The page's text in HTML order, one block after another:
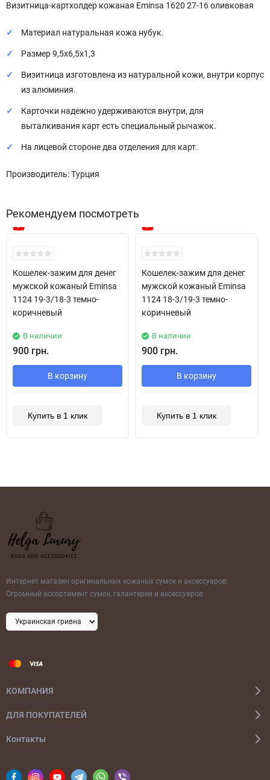
Визитница-картхолдер кожаная Eminsa 1620 27-16 оливковая
Материал натуральная кожа нубук.
Размер 9,5х6,5х1,3
Визитница изготовлена из натуральной кожи, внутри корпус
из алюминия.
Карточки надежно удерживаются внутри, для
выталкивания карт есть специальный рычажок.
На лицевой стороне два отделения для карт.
Производитель: Турция
Рекомендуем посмотреть
New!
Кошелек-зажим для денег
мужской кожаный Eminsa
1124 19-3/18-3 темно-
коричневый
В наличии
900 грн.
В корзину
Купить в 1 клик
New!
Кошелек-зажим для денег
мужской кожаный Eminsa
1124 18-3/19-3 темно-
коричневый
В наличии
900 грн.
В корзину
Купить в 1 клик
Интернет магазин оригинальных кожаных сумок и аксессуаров.
Огромный ассортимент сумок, галантереи и аксессуаров
КОМПАНИЯ
ДЛЯ ПОКУПАТЕЛЕЙ
Контакты